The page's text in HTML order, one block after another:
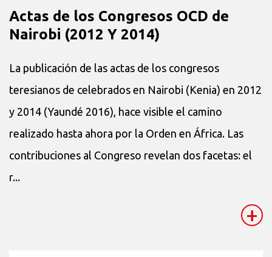
Actas de los Congresos OCD de
Nairobi (2012 Y 2014)
La publicación de las actas de los congresos
teresianos de celebrados en Nairobi (Kenia) en 2012
y 2014 (Yaundé 2016), hace visible el camino
realizado hasta ahora por la Orden en África. Las
contribuciones al Congreso revelan dos facetas: el
r...
+